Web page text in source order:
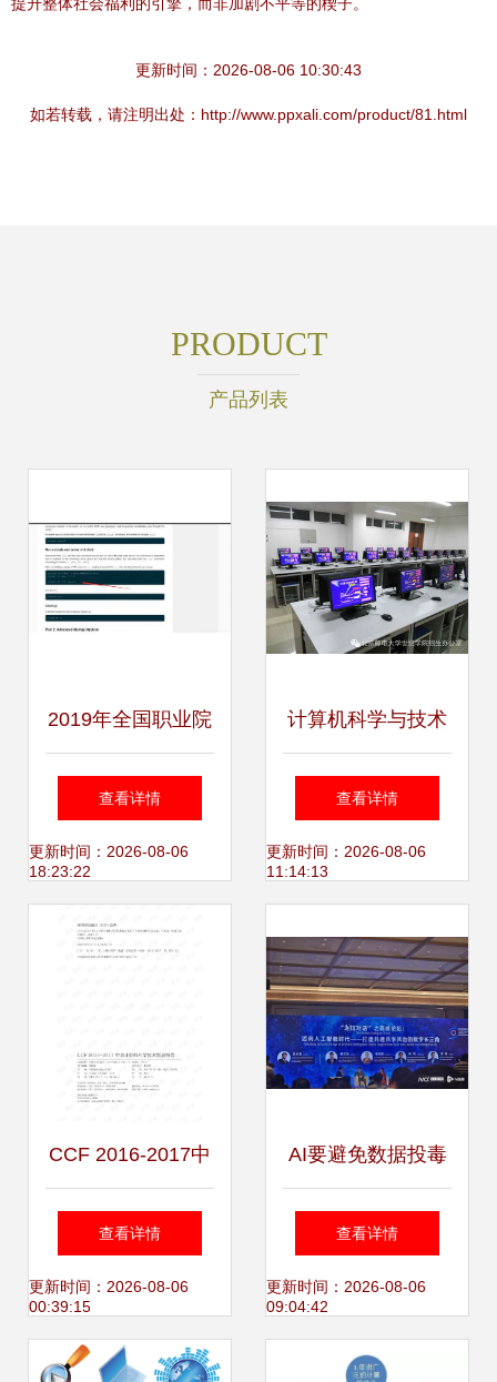
更新时间：2026-08-06 10:30:43
如若转载，请注明出处：http://www.ppxali.com/product/81.html
PRODUCT
产品列表
2019年全国职业院
校技能大赛高职组
计算机网络应用竞
赛样题A卷 软件定
考
查看详情
更新时间：2026-08-06
18:23:22
计算机科学与技术
系 技术开发的核心
与未来发展
查看详情
更新时间：2026-08-06
11:14:13
CCF 2016-2017中
国计算机科学技术
发展报告综述 技术
开发全景透视
查看详情
更新时间：2026-08-06
00:39:15
AI要避免数据投毒
上海计算机软件技
术开发中心主任蔡
立志谈数据安全
查看详情
更新时间：2026-08-06
09:04:42